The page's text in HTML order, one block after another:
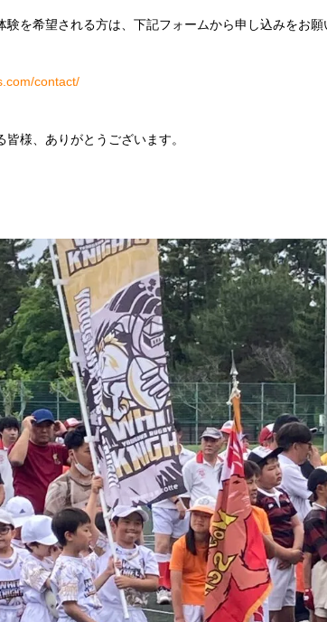
を希望される方は、下記フォームから申し込みをお願
contact/
様、ありがとうございます。